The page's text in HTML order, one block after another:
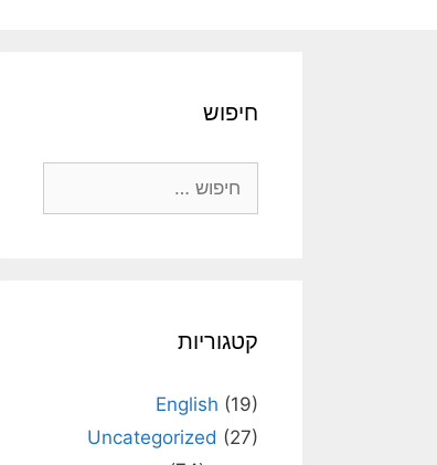
חיפוש
קטגוריות
English (19)
Uncategorized (27)